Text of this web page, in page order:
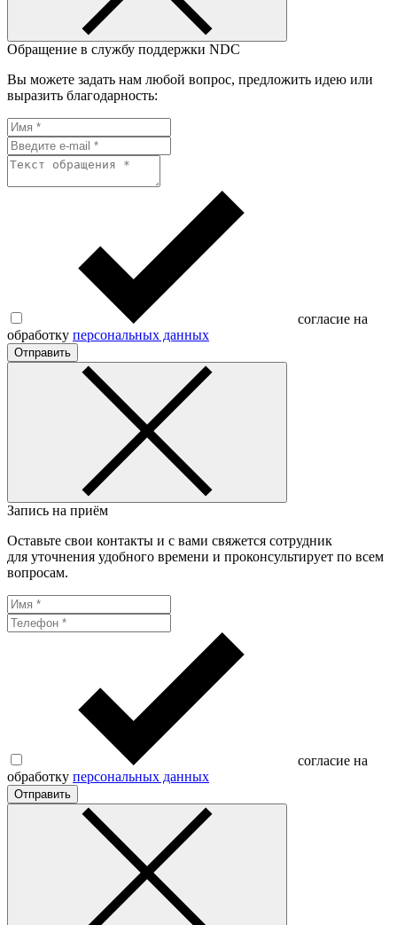
Обращение в службу поддержки NDC
Вы можете задать нам любой вопрос, предложить идею или
выразить благодарность:
согласие на
обработку персональных данных
Отправить
Запись на приём
Оставьте свои контакты и с вами свяжется сотрудник
для уточнения удобного времени и проконсультирует по всем
вопросам.
согласие на
обработку персональных данных
Отправить